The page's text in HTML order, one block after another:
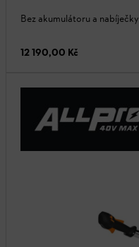
Bez akumulátoru a nabíječky
12 190,00 Kč